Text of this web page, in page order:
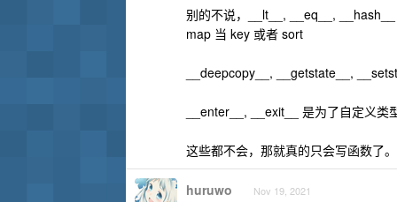
别的不说，__lt__, __eq__,
map 当 key 或者 sort
__deepcopy__, __getstate__,
__enter__, __exit__ 是为了自定义类
这些都不会，那就真的只会写函数了
huruwo Nov 19, 2021